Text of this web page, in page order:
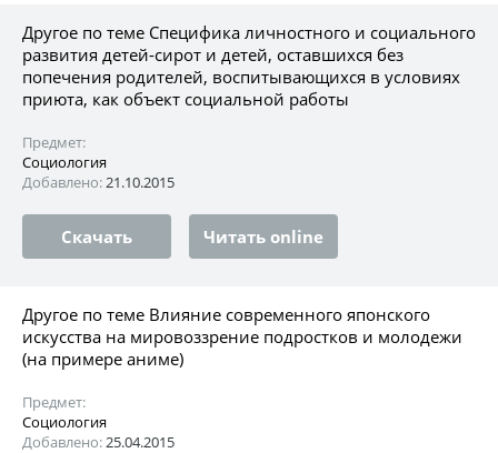
Другое по теме Специфика личностного и социального
развития детей-сирот и детей, оставшихся без
попечения родителей, воспитывающихся в условиях
приюта, как объект социальной работы
Предмет:
Социология
Добавлено:21.10.2015
Скачать Читать online
Другое по теме Влияние современного японского
искусства на мировоззрение подростков и молодежи
(на примере аниме)
Предмет:
Социология
Добавлено:25.04.2015